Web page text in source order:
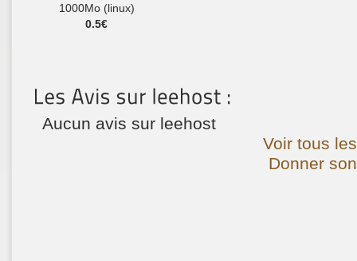
1000Mo (linux)
0.5€
Aucun avis sur leehost
Voir tous
Donner